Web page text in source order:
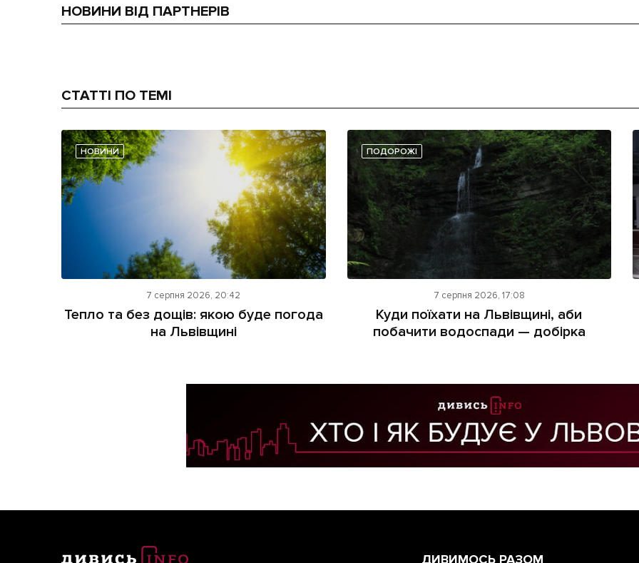
НОВИНИ ВІД ПАРТНЕРІВ
СТАТТІ ПО ТЕМІ
НОВИНИ
7 серпня 2026, 20:42
Тепло та без дощів: якою буде погода
на Львівщині
ПОДОРОЖІ
7 серпня 2026, 17:08
Куди поїхати на Львівщині, аби
побачити водоспади — добірка
ДИВИМОСЬ РАЗОМ